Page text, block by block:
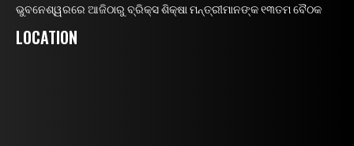
ଭୁବନେଶ୍ୱରରେ ଆଜିଠାରୁ ବ୍ରିକ୍ସ ଶିକ୍ଷା ମନ୍ତ୍ରୀମାନଙ୍କ ୧୩ତମ ବୈଠକ
LOCATION